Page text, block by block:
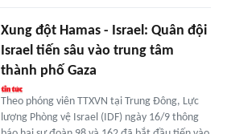
Xung đột Hamas - Israel: Quân đội
Israel tiến sâu vào trung tâm
thành phố Gaza
Theo phóng viên TTXVN tại Trung Đông, Lực
lượng Phòng vệ Israel (IDF) ngày 16/9 thông